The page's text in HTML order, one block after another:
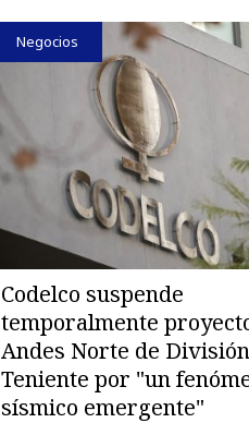
Negocios
Codelco suspende
temporalmente
Andes Norte de
Teniente por "un
sísmico emergente"